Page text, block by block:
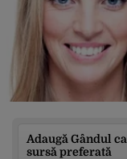
Adaugă Gândul ca
sursă preferată